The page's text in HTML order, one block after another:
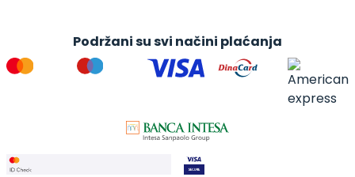
Podržani su svi načini plaćanja